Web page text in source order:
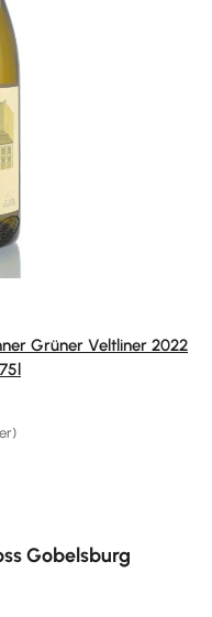
Grüner Veltliner 2022
Preis:
Gobelsburg